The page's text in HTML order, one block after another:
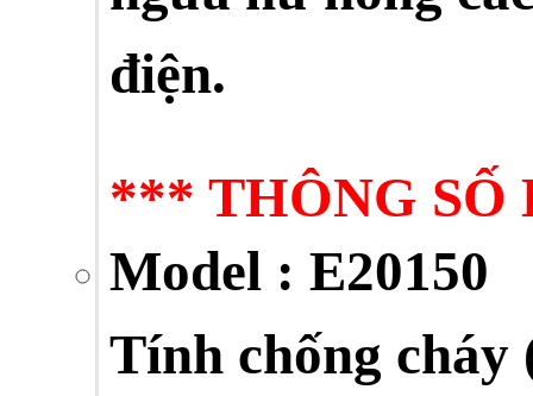
điện.
*** THÔNG SỐ
Model : E20150
Tính chống cháy